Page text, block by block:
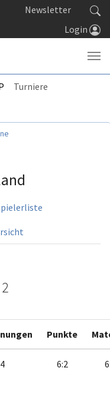
Newsletter
Login
Turniere
Punkte
4 6:2